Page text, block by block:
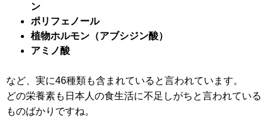
ン
ポリフェノール
植物ホルモン（アブシジン酸）
アミノ酸
など、実に46種類も含まれていると言われています。
どの栄養素も日本人の食生活に不足しがちと言われている
ものばかりですね。